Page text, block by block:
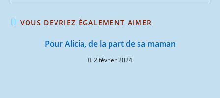
VOUS DEVRIEZ ÉGALEMENT AIMER
Pour Alicia, de la part de sa maman
2 février 2024